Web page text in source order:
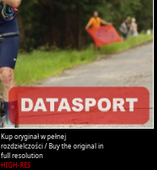
Kup oryginał w pełnej
rozdzielczości / Buy the original in
full resolution
HIGH-RES